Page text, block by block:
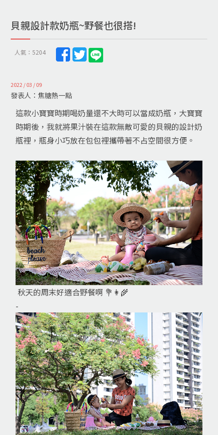
貝親設計款奶瓶~野餐也很搭!
人氣：5204
2022 / 03 / 09
發表人：焦糖熱一點
這款小寶寶時期喝奶量還不大時可以當成奶瓶，大寶寶
時期後，我就將果汁裝在這款無敵可愛的貝親的設計奶
瓶裡，瓶身小巧放在包包裡攜帶著不占空間很方便。
秋天的周末好適合野餐啊 💐👩‍🌾
-